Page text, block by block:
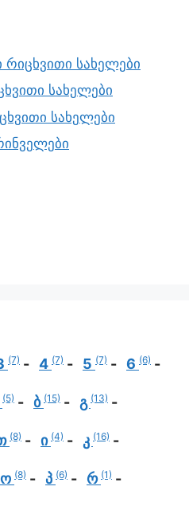
სახელები
სახელები
სახელები
(7) 4 (7) 5 (7) 6 (6)
(5) ბ (15) გ (13)
(8) ი (4) კ (16)
ო (8) პ (6) რ (1)